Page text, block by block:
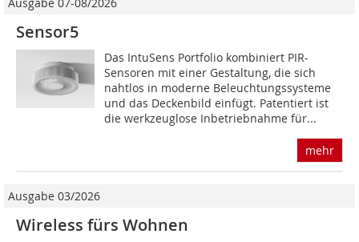
Sensor5
Das IntuSens Portfolio kombiniert PIR-
Sensoren mit einer Gestaltung, die sich
nahtlos in moderne Beleuchtungssysteme
und das Deckenbild ­einfügt. Patentiert ist
die werkzeuglose Inbetriebnahme für...
mehr
Ausgabe 03/2026
Wireless fürs Wohnen